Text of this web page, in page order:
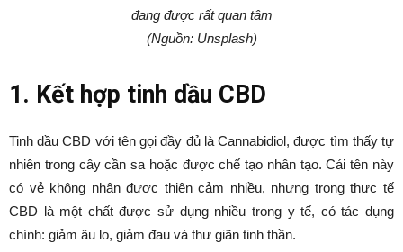
đang được rất quan tâm
(Nguồn: Unsplash)
1. Kết hợp tinh dầu CBD
Tinh dầu CBD với tên gọi đầy đủ là Cannabidiol, được tìm thấy tự
nhiên trong cây cần sa hoặc được chế tạo nhân tạo. Cái tên này
có vẻ không nhận được thiện cảm nhiều, nhưng trong thực tế
CBD là một chất được sử dụng nhiều trong y tế, có tác dụng
chính: giảm âu lo, giảm đau và thư giãn tinh thần.